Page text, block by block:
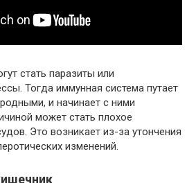
стать паразиты или
Тогда иммунная система путает
и начинает с ними
может стать плохое
Это возникает из-за утончения
изменений.